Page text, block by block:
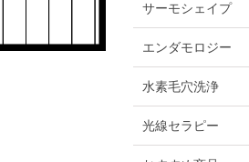
サーモシェイプ
エンダモロジー
水素毛穴洗浄
光線セラピー